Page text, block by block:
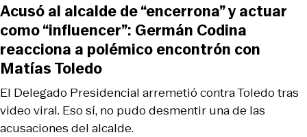
El Delegado Presidencial arremetió contra Toledo tras
video viral. Eso sí, no pudo desmentir una de las
acusaciones del alcalde.
Acusó al alcalde de “encerrona” y actuar
como “influencer”: Germán Codina
reacciona a polémico encontrón con
Matías Toledo